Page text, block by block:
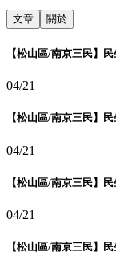
文章 關於
【松山區/南京三民】
04/21
【松山區/南京三民】
04/21
【松山區/南京三民】
04/21
【松山區/南京三民】